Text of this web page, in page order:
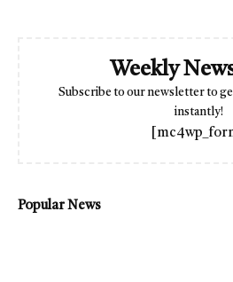
Weekly
Subscribe to our newsletter to
instantly!
Popular News